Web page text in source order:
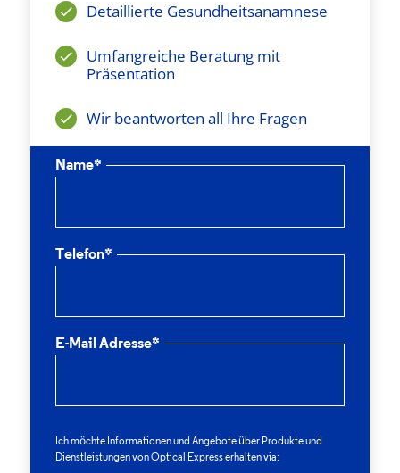
Detaillierte Gesundheitsanamnese
Umfangreiche Beratung mit
Präsentation
Wir beantworten all Ihre Fragen
Name*
Telefon*
E-Mail Adresse*
Ich möchte Informationen und Angebote über Produkte und
Dienstleistungen vonOptical Expresserhalten via: